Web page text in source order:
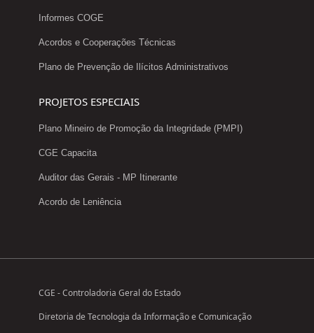
Informes COGE
Acordos e Cooperações Técnicas
Plano de Prevenção de Ilícitos Administrativos
PROJETOS ESPECIAIS
Plano Mineiro de Promoção da Integridade (PMPI)
CGE Capacita
Auditor das Gerais - MP Itinerante
Acordo de Leniência
CGE - Controladoria Geral do Estado
Diretoria de Tecnologia da Informação e Comunicação